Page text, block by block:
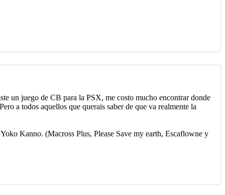
un juego de CB para la PSX, me costo mucho encontrar donde
a todos aquellos que querais saber de que va realmente la
Kanno. (Macross Plus, Please Save my earth, Escaflowne y